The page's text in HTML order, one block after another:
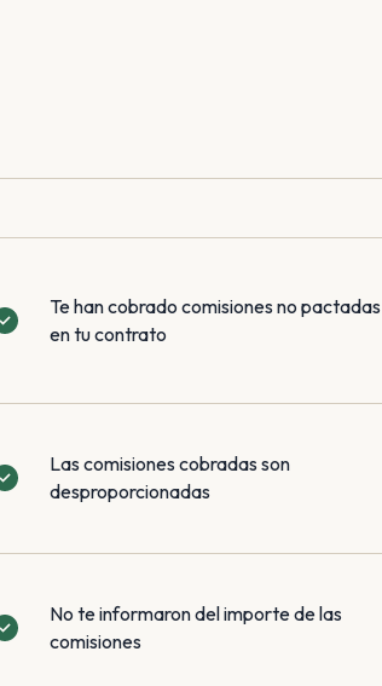
Te han cobrado comisiones no pactadas
en tu contrato
Las comisiones cobradas son
desproporcionadas
No te informaron del importe de las
comisiones